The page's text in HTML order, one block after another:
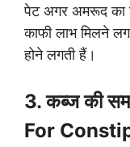
पेट अगर अमरूद का
काफी लाभ मिलने
होने लगती हैं।
3. कब्ज की
For